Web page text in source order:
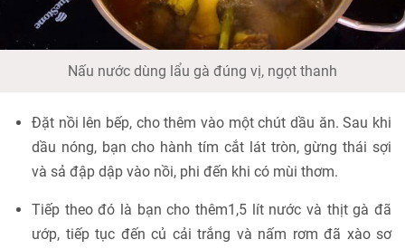
Nấu nước dùng lẩu gà đúng vị, ngọt thanh
Đặt nồi lên bếp, cho thêm vào một chút dầu ăn. Sau khi
dầu nóng, bạn cho hành tím cắt lát tròn, gừng thái sợi
và sả đập dập vào nồi, phi đến khi có mùi thơm.
Tiếp theo đó là bạn cho thêm1,5 lít nước và thịt gà đã
ướp, tiếp tục đến củ cải trắng và nấm rơm đã xào sơ